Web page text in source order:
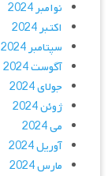
نوامبر 2024
اکتبر 2024
سپتامبر 2024
آگوست 2024
جولای 2024
ژوئن 2024
می 2024
آوریل 2024
مارس 2024